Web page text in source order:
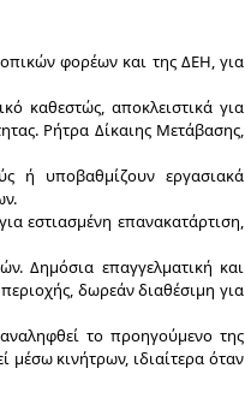
φορέων και της ΔΕΗ, για
καθεστώς, αποκλειστικά για
Ρήτρα Δίκαιης Μετάβασης,
ή υποβαθμίζουν εργασιακά
εστιασμένη επανακατάρτιση,
Δημόσια επαγγελματική και
δωρεάν διαθέσιμη για
το προηγούμενο της
μέσω κινήτρων, ιδιαίτερα όταν